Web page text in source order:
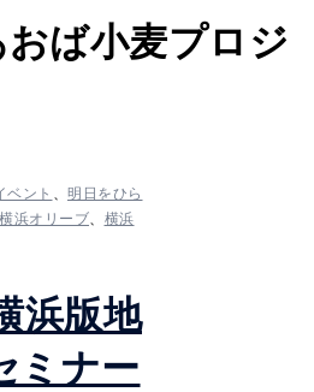
ば小麦プロジ
ベント 、 明日をひら
横浜オリーブ、 横浜
浜版地
ミナー